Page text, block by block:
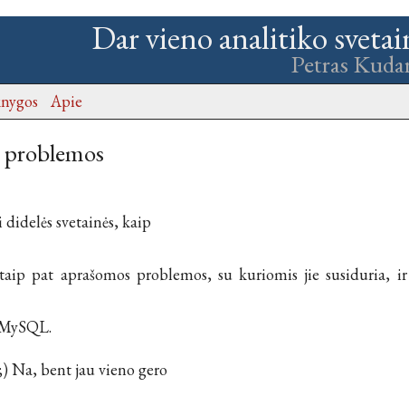
Dar vieno analitiko
Petras
Apie
svetainės, kaip
pat aprašomos problemos, su kuriomis jie susiduria,
Na, bent jau vieno gero